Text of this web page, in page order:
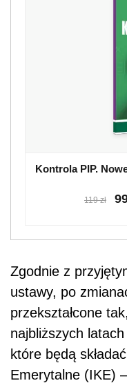
Kontrola PIP.
119 zł
Zgodnie z
ustawy, po
przekształcone
najbliższych
które będą
Emerytalne (IKE)